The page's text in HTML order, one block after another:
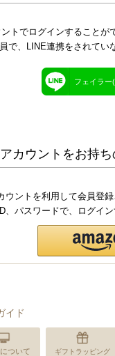
トでログインすることが
で、LINE連携をされてい
フェイラー
カウントをお持ち
ウントを利用して会員登録
、パスワードで、ログイン
イド
ついて ギフトラッピング